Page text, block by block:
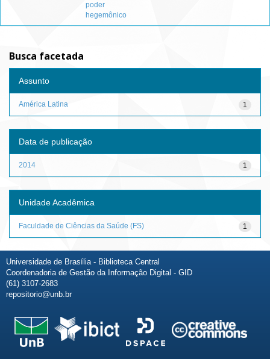
poder
hegemônico
Busca facetada
Assunto
1
América Latina
Data de publicação
1
2014
Unidade Acadêmica
1
Faculdade de Ciências da Saúde (FS)
Universidade de Brasília - Biblioteca Central
Coordenadoria de Gestão da Informação Digital - GID
(61) 3107-2683
repositorio@unb.br